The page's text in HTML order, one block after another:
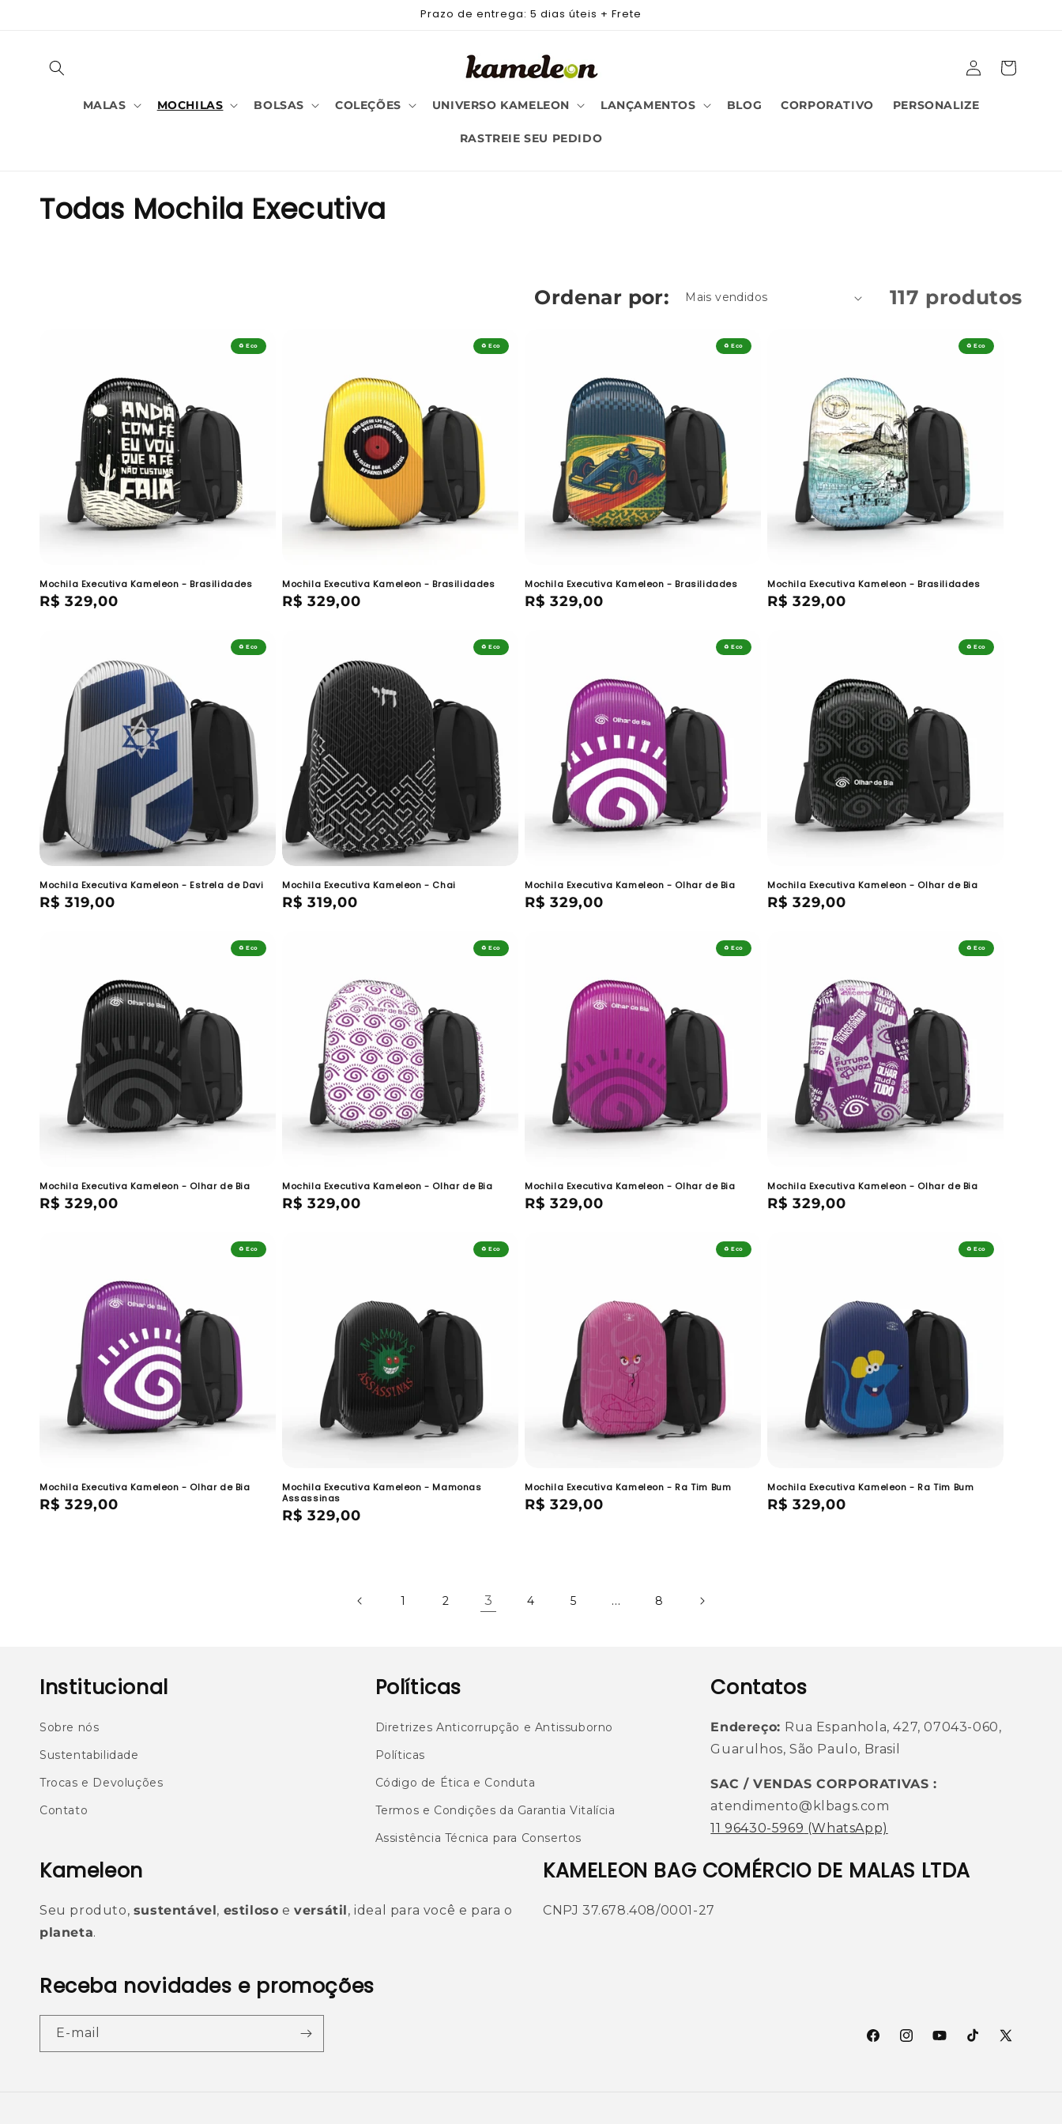
Prazo de entrega: 5 dias úteis + Frete
MALAS MOCHILAS BOLSAS COLEÇÕES UNIVERSO KAMELEON LANÇAMENTOS BLOG CORPORATIVO PERSONALIZE
RASTREIE SEU PEDIDO
login
Carrinho
C
Todas Mochila Executiva
Ordenar por: 117 produtos
♻️ Eco
Mochila Executiva Kameleon - Brasilidades
Preço
R$ 329,00
♻️ Eco
Mochila Executiva Kameleon - Brasilidades
Preço
R$ 329,00
♻️ Eco
Mochila Executiva Kameleon - Brasilidades
Preço
R$ 329,00
♻️ Eco
Mochila Executiva Kameleon - Brasilidades
Preço
R$ 329,00
♻️ Eco
Mochila Executiva Kameleon - Estrela de Davi
Preço
R$ 319,00
♻️ Eco
Mochila Executiva Kameleon - Chai
Preço
R$ 319,00
♻️ Eco
Mochila Executiva Kameleon - Olhar de Bia
Preço
R$ 329,00
♻️ Eco
Mochila Executiva Kameleon - Olhar de Bia
Preço
R$ 329,00
♻️ Eco
Mochila Executiva Kameleon - Olhar de Bia
Preço
R$ 329,00
♻️ Eco
Mochila Executiva Kameleon - Olhar de Bia
Preço
R$ 329,00
♻️ Eco
Mochila Executiva Kameleon - Olhar de Bia
Preço
R$ 329,00
♻️ Eco
Mochila Executiva Kameleon - Olhar de Bia
Preço
R$ 329,00
♻️ Eco
Mochila Executiva Kameleon - Olhar de Bia
Preço
R$ 329,00
♻️ Eco
Mochila Executiva Kameleon - Mamonas
Assassinas
Preço
R$ 329,00
♻️ Eco
Mochila Executiva Kameleon - Ra Tim Bum
Preço
R$ 329,00
♻️ Eco
Mochila Executiva Kameleon - Ra Tim Bum
Preço
R$ 329,00
1 2 3 4 5 … 8
Institucional
Sobre nós
Sustentabilidade
Trocas e Devoluções
Contato
Políticas
Diretrizes Anticorrupção e Antissuborno
Políticas
Código de Ética e Conduta
Termos e Condições da Garantia Vitalícia
Assistência Técnica para Consertos
Contatos
Endereço: Rua Espanhola, 427, 07043-060,
Guarulhos, São Paulo, Brasil
SAC / VENDAS CORPORATIVAS :
atendimento@klbags.com
11 96430-5969 (WhatsApp)
Kameleon
Seu produto, sustentável, estiloso eversátil, ideal para você e para o
planeta.
KAMELEON BAG COMÉRCIO DE MALAS LTDA
CNPJ 37.678.408/0001-27
Receba novidades e promoções
E-mail
FacebookInstagramYouTubeTikTokX